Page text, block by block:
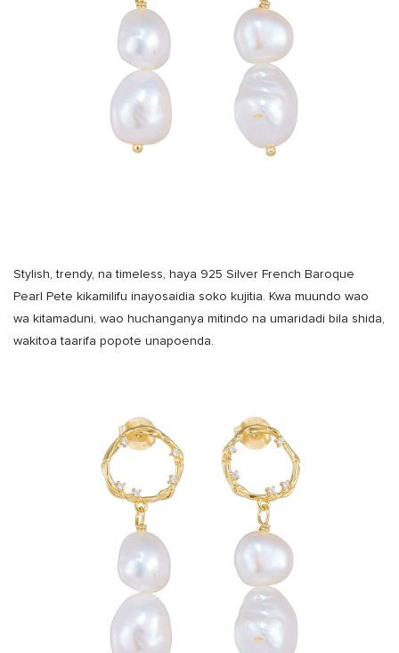
Stylish, trendy, na timeless, haya 925 Silver French Baroque
Pearl Pete kikamilifu inayosaidia soko kujitia. Kwa muundo wao
wa kitamaduni, wao huchanganya mitindo na umaridadi bila shida,
wakitoa taarifa popote unapoenda.